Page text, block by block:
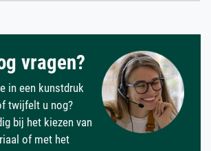
vragen?
in een kunstdruk
twijfelt u nog?
bij het kiezen van
of met het